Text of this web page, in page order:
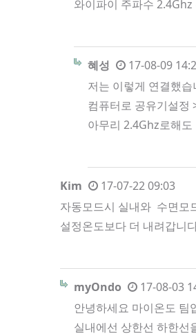
와이파이 주파수
혜성
17-08-09
저는 이렇게 연결했습
컴퓨터로 공유기설정
아무리 2.4Ghz로해
Kim
17-07-22 09:03
자동모드시 실내와 수면모
설정온도보다 더 내려갑니
myOndo
17-08-03
안녕하세요 마이온도 팀
실내에선 상한선 하한선